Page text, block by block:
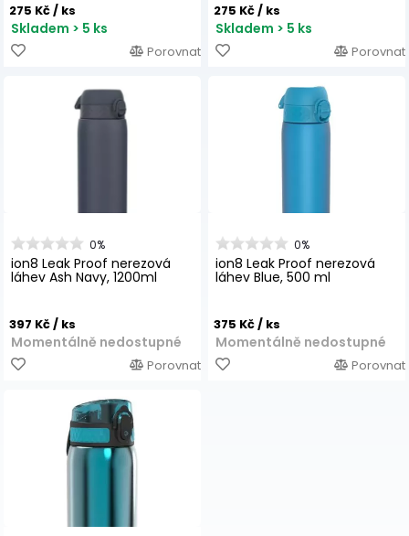
275 Kč/ ks
Skladem > 5 ks
Porovnat
275 Kč/ ks
Skladem > 5 ks
Porovnat
0%
ion8 Leak Proof nerezová
láhev Ash Navy, 1200ml
397 Kč/ ks
Momentálně nedostupné
Porovnat
0%
ion8 Leak Proof nerezová
láhev Blue, 500 ml
375 Kč/ ks
Momentálně nedostupné
Porovnat